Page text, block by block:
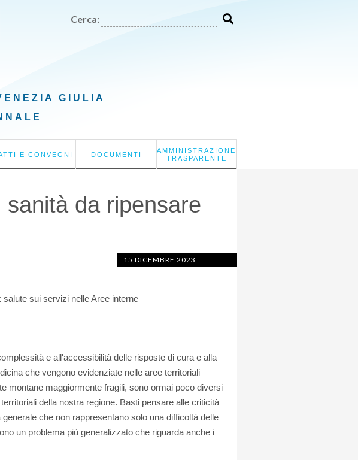
Cerca:
GIULIA
E CONVEGNI DOCUMENTI
AMMINISTRAZIONE
TRASPARENTE
da ripensare
15 DICEMBRE 2023
sui servizi nelle Aree interne
e all'accessibilità delle risposte di cura e alla
che vengono evidenziate nelle aree territoriali
montane maggiormente fragili, sono ormai poco diversi
della nostra regione. Basti pensare alle criticità
che non rappresentano solo una difficoltà delle
un problema più generalizzato che riguarda anche i